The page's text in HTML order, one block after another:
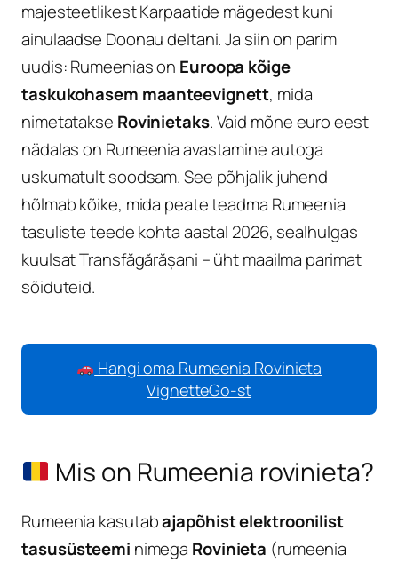
majesteetlikest Karpaatide mägedest kuni
ainulaadse Doonau deltani. Ja siin on parim
uudis: Rumeenias on Euroopa kõige
taskukohasem maanteevignett, mida
nimetatakse Rovinietaks. Vaid mõne euro eest
nädalas on Rumeenia avastamine autoga
uskumatult soodsam. See põhjalik juhend
hõlmab kõike, mida peate teadma Rumeenia
tasuliste teede kohta aastal 2026, sealhulgas
kuulsat Transfăgărășani – üht maailma parimat
sõiduteid.
Hangi oma Rumeenia Rovinieta
VignetteGo-st
Mis on Rumeenia rovinieta?
Rumeenia kasutabajapõhist elektroonilist
tasusüsteemi nimega Rovinieta (rumeenia